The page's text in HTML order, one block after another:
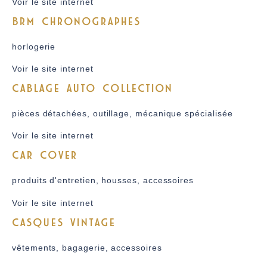
BRM CHRONOGRAPHES
horlogerie
Voir le site internet
CABLAGE AUTO COLLECTION
pièces détachées, outillage, mécanique spécialisée
Voir le site internet
CAR COVER
produits d'entretien, housses, accessoires
Voir le site internet
CASQUES VINTAGE
vêtements, bagagerie, accessoires